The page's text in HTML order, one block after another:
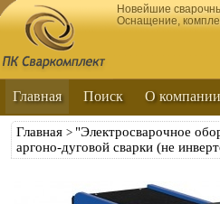
Новейшие
Оснащение,
Главная Поиск О компании
Главная > "Электросварочное
аргоно-дуговой сварки (не